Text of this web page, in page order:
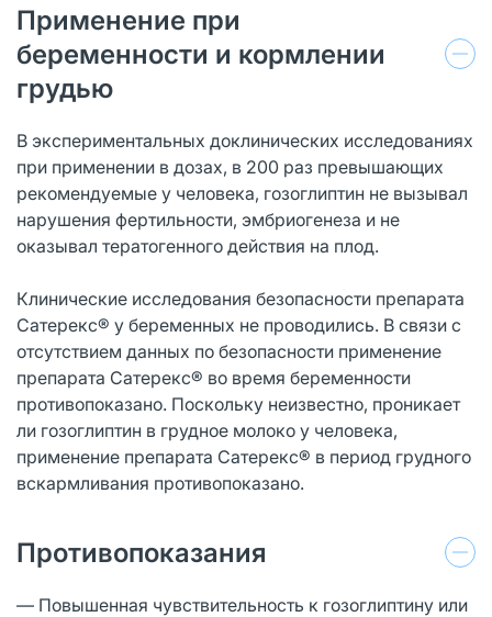
Применение при
беременности и кормлении
грудью
В экспериментальных доклинических исследованиях
при применении в дозах, в 200 раз превышающих
рекомендуемые у человека, гозоглиптин не вызывал
нарушения фертильности, эмбриогенеза и не
оказывал тератогенного действия на плод.
Клинические исследования безопасности препарата
Сатерекс® у беременных не проводились. В связи с
отсутствием данных по безопасности применение
препарата Сатерекс® во время беременности
противопоказано. Поскольку неизвестно, проникает
ли гозоглиптин в грудное молоко у человека,
применение препарата Сатерекс® в период грудного
вскармливания противопоказано.
Противопоказания
— Повышенная чувствительность к гозоглиптину или